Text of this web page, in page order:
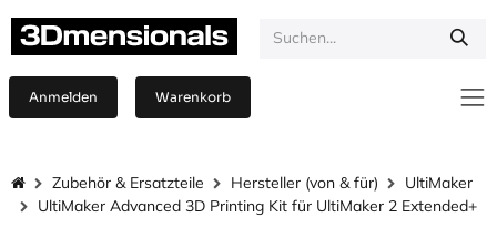
Anmelden Warenkorb
Zubehör & Ersatzteile Hersteller (von & für)
UltiMaker
UltiMaker Advanced 3D Printing Kit für UltiMaker 2 Extended+